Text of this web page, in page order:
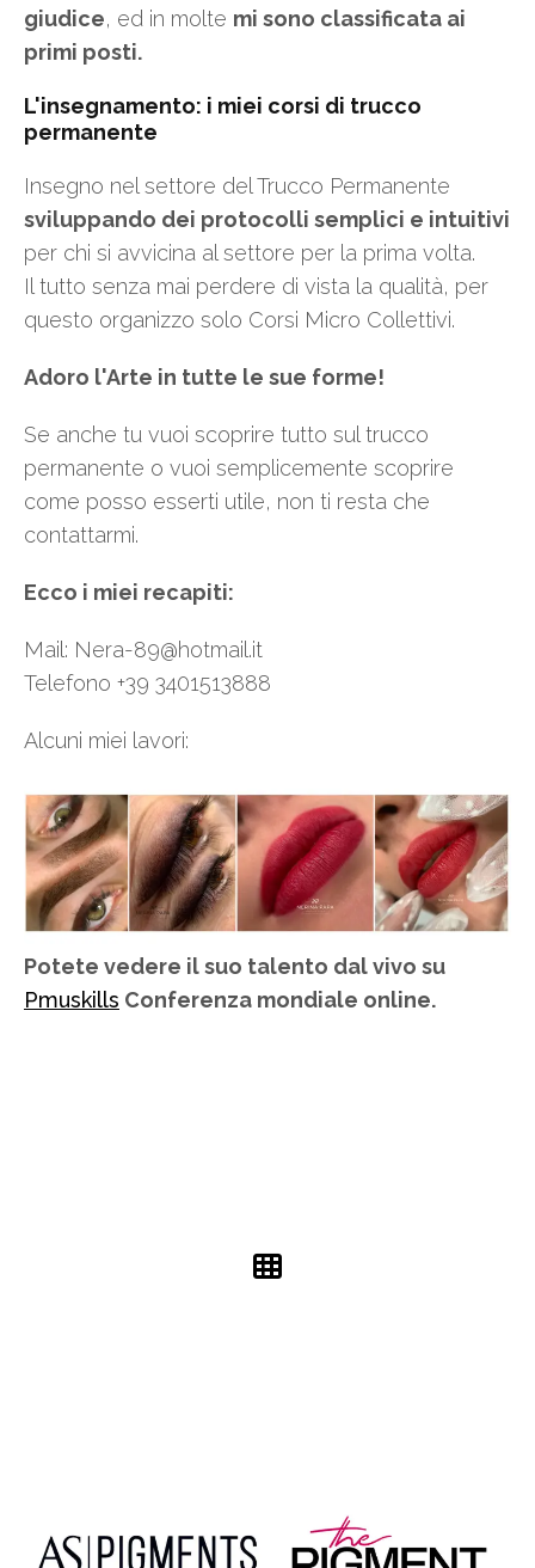
giudice, ed in molte mi sono classificata ai
primi posti.
L'insegnamento: i miei corsi di trucco
permanente
Insegno nel settore del Trucco Permanente
sviluppando dei protocolli semplici e intuitivi
per chi si avvicina al settore per la prima volta.
Il tutto senza mai perdere di vista la qualità, per
questo organizzo solo Corsi Micro Collettivi.
Adoro l'Arte in tutte le sue forme!
Se anche tu vuoi scoprire tutto sul trucco
permanente o vuoi semplicemente scoprire
come posso esserti utile, non ti resta che
contattarmi.
Ecco i miei recapiti:
Mail: Nera-89@hotmail.it
Telefono +39 3401513888
Alcuni miei lavori:
Potete vedere il suo talento dal vivo su
Pmuskills Conferenza mondiale online.